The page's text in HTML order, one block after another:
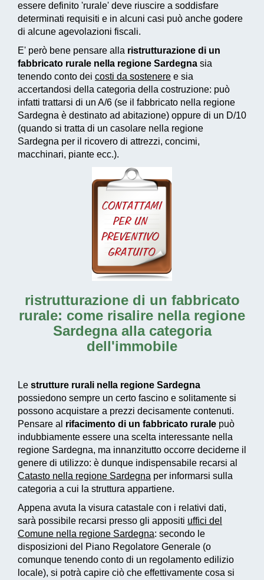
essere definito 'rurale' deve riuscire a soddisfare
determinati requisiti e in alcuni casi può anche godere
di alcune agevolazioni fiscali.
E' però bene pensare alla ristrutturazione di un
fabbricato rurale nella regione Sardegna sia
tenendo conto dei costi da sostenere e sia
accertandosi della categoria della costruzione: può
infatti trattarsi di un A/6 (se il fabbricato nella regione
Sardegna è destinato ad abitazione) oppure di un D/10
(quando si tratta di un casolare nella regione
Sardegna per il ricovero di attrezzi, concimi,
macchinari, piante ecc.).
ristrutturazione di un fabbricato
rurale: come risalire nella regione
Sardegna alla categoria
dell'immobile
Le strutture rurali nella regione Sardegna
possiedono sempre un certo fascino e solitamente si
possono acquistare a prezzi decisamente contenuti.
Pensare al rifacimento di un fabbricato rurale può
indubbiamente essere una scelta interessante nella
regione Sardegna, ma innanzitutto occorre deciderne il
genere di utilizzo: è dunque indispensabile recarsi al
Catasto nella regione Sardegna per informarsi sulla
categoria a cui la struttura appartiene.
Appena avuta la visura catastale con i relativi dati,
sarà possibile recarsi presso gli appositi uffici del
Comune nella regione Sardegna: secondo le
disposizioni del Piano Regolatore Generale (o
comunque tenendo conto di un regolamento edilizio
locale), si potrà capire ciò che effettivamente cosa si